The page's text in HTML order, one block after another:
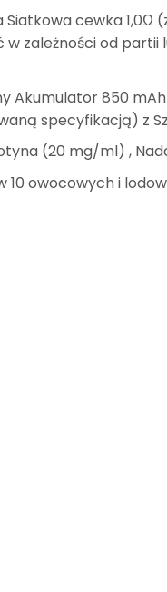
Siatkowa cewka 1,0Ω
zależności od
Akumulator 850 mAh
specyfikacją) z
(20 mg/ml) ,
10 owocowych i